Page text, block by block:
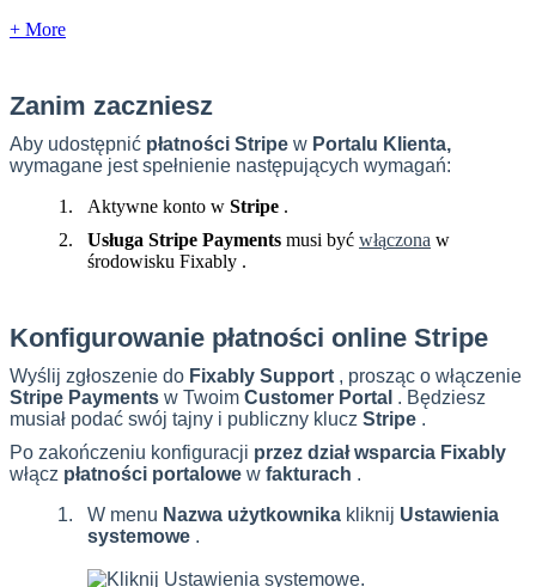
+ More
Zanim zaczniesz
Aby udostępnić płatności Stripe w Portalu Klienta,
wymagane jest spełnienie następujących wymagań:
Aktywne konto w Stripe .
Usługa Stripe Payments musi być włączona w
środowisku Fixably .
Konfigurowanie płatności online Stripe
Wyś lij zgłoszenie do Fixably Support , prosząc o włączenie
Stripe Payments w Twoim Customer Portal . Będziesz
musiał podać swój tajny i publiczny klucz Stripe .
Po zakończeniu konfiguracji przez dział wsparcia Fixably
włącz płatności portalowe w fakturach .
W menu Nazwa użytkownika kliknij Ustawienia
systemowe .